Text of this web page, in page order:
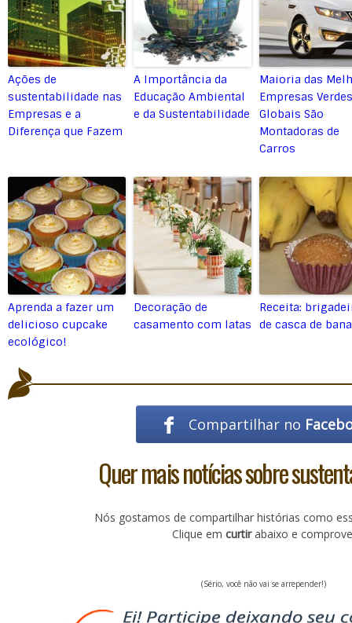
Ações de
sustentabilidade nas
Empresas e a
Diferença que Fazem
A Importância da
Educação Ambiental
e da Sustentabilidade
Maioria das
Empresas Verdes
Globais São
Montadoras de
Carros
Aprenda a fazer um
delicioso cupcake
ecológico!
Decoração de
casamento com latas
Receita:
de casca de
Compartilhar no
Quer mais notícias sobre
Nós gostamos de compartilhar histórias como
Clique em curtirabaixo e
(Sério, você não vai se arrepender!)